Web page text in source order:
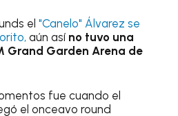
el "Canelo" Álvarez se
aún así no tuvo una
Grand Garden Arena de
fue cuando el
el onceavo round